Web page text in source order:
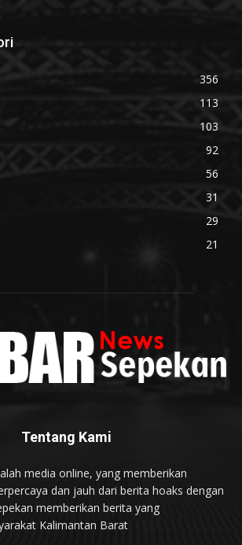
356
113
103
92
56
31
29
21
Tentang Kami
media online, yang memberikan
dan jauh dari berita hoaks dengan
memberikan berita yang
Kalimantan Barat